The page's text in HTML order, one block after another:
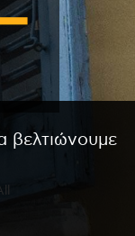
βελτιώνουμε